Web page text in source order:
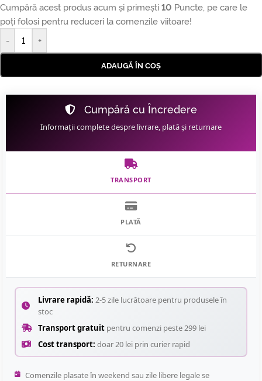
Cumpără acest produs acum și primești10 Puncte, pe care le
poți folosi pentru reduceri la comenzile viitoare!
-
+
ADAUGĂ ÎN COȘ
Cumpără cu Încredere
Informații complete despre livrare, plată și returnare
TRANSPORT
PLATĂ
RETURNARE
Livrare rapidă: 2-5 zile lucrătoare pentru produsele în
stoc
Transport gratuit pentru comenzi peste 299 lei
Cost transport: doar 20 lei prin curier rapid
Comenzile plasate în weekend sau zile libere legale se